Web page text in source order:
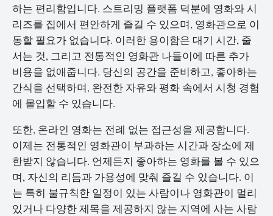
하는 편리함입니다. 스트리밍 플랫폼 덕분에 영화와 시
리즈를 집에서 편안하게 즐길 수 있으며, 영화관으로 이
동할 필요가 없습니다. 이러한 용이함은 대기 시간, 줄
서는 것, 그리고 전통적인 영화관 나들이에 따른 추가
비용을 없애줍니다. 당신의 공간을 준비하고, 좋아하는
간식을 선택하며, 완전한 자유와 평화 속에서 시청 경험
에 몰입할 수 있습니다.
또한, 온라인 영화는 전례 없는 접근성을 제공합니다.
이제는 전통적인 영화관이 부과하는 시간과 장소에 제
한받지 않습니다. 언제든지 좋아하는 영화를 볼 수 있으
며, 자신의 리듬과 가용성에 맞춰 즐길 수 있습니다. 이
는 특히 불규칙한 일정이 있는 사람이나 영화관이 멀리
있거나 다양한 제목을 제공하지 않는 지역에 사는 사람